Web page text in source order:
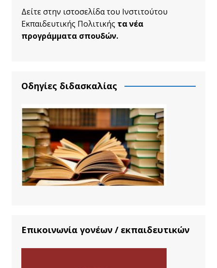
Δείτε στην ιστοσελίδα του Ινστιτούτου
Εκπαιδευτικής Πολιτικής τα νέα
προγράμματα σπουδών.
Οδηγίες διδασκαλίας
Επικοινωνία γονέων / εκπαιδευτικών